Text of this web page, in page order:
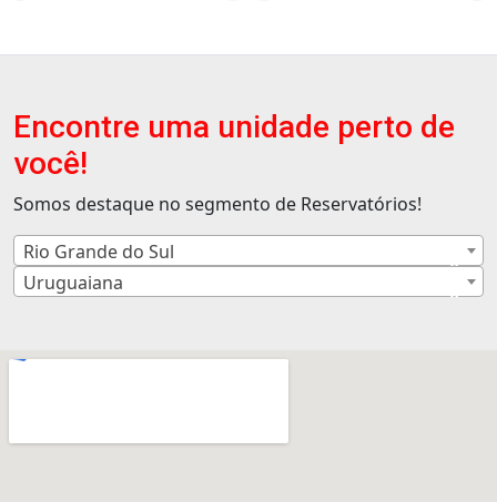
Encontre uma unidade perto de
você!
Somos destaque no segmento de Reservatórios!
×
Rio Grande do Sul
×
Uruguaiana